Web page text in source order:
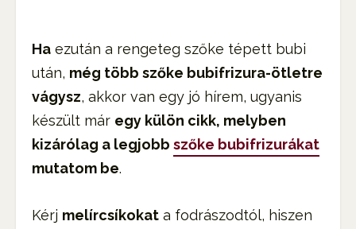
Ha ezután a rengeteg szőke tépett bubi
után, még több szőke bubifrizura-ötletre
vágysz, akkor van egy jó hírem, ugyanis
készült már egy külön cikk, melyben
kizárólag a legjobbszőke bubifrizurákat
mutatom be.
Kérj melírcsíkokat a fodrászodtól, hiszen